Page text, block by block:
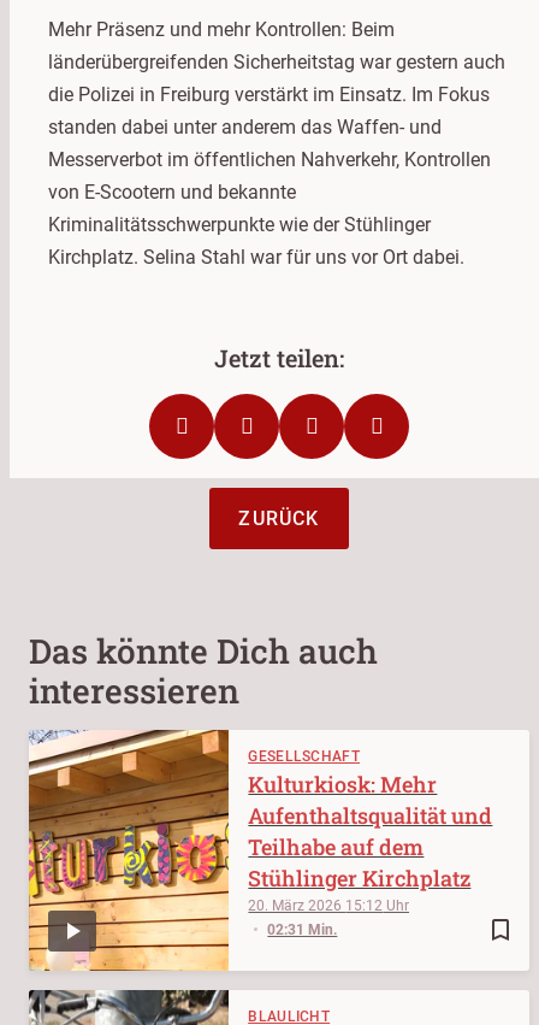
Mehr Präsenz und mehr Kontrollen: Beim
länderübergreifenden Sicherheitstag war gestern auch
die Polizei in Freiburg verstärkt im Einsatz. Im Fokus
standen dabei unter anderem das Waffen- und
Messerverbot im öffentlichen Nahverkehr, Kontrollen
von E-Scootern und bekannte
Kriminalitätsschwerpunkte wie der Stühlinger
Kirchplatz. Selina Stahl war für uns vor Ort dabei.
ZURÜCK
Das könnte Dich auch
interessieren
GESELLSCHAFT
bookmark_border
20. März 2026 15:12
02:31 Min.
Kulturkiosk: Mehr
Aufenthaltsqualität und
Teilhabe auf dem
Stühlinger Kirchplatz
BLAULICHT